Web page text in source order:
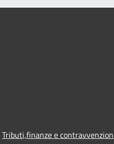
Tributi,finanze e